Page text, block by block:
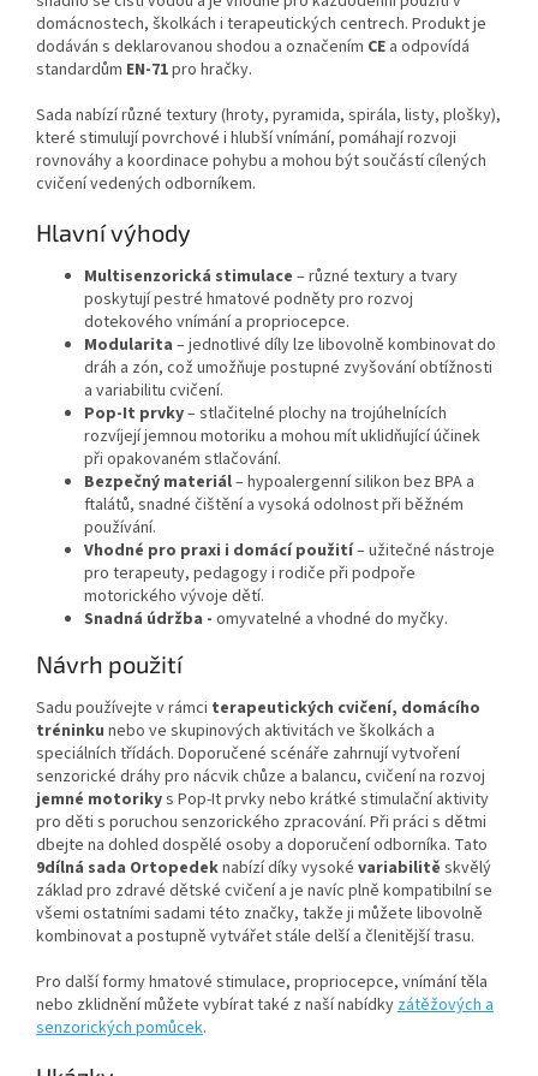
domácnostech, školkách i terapeutických centrech. Produkt je
dodáván s deklarovanou shodou a označením CE a odpovídá
standardům EN‑71pro hračky.
Sada nabízí různé textury (hroty, pyramida, spirála, listy, plošky),
které stimulují povrchové i hlubší vnímání, pomáhají rozvoji
rovnováhy a koordinace pohybu a mohou být součástí cílených
cvičení vedených odborníkem.
Hlavní výhody
Multisenzorická stimulace – různé textury a tvary
poskytují pestré hmatové podněty pro rozvoj
dotekového vnímání a propriocepce.
Modularita – jednotlivé díly lze libovolně kombinovat do
dráh a zón, což umožňuje postupné zvyšování obtížnosti
a variabilitu cvičení.
Pop‑It prvky– stlačitelné plochy na trojúhelnících
rozvíjejí jemnou motoriku a mohou mít uklidňující účinek
při opakovaném stlačování.
Bezpečný materiál– hypoalergenní silikon bez BPA a
ftalátů, snadné čištění a vysoká odolnost při běžném
používání.
Vhodné pro praxi i domácí použití– užitečné nástroje
pro terapeuty, pedagogy i rodiče při podpoře
motorického vývoje dětí.
Snadná údržba - omyvatelné a vhodné do myčky.
Návrh použití
Sadu používejte v rámci terapeutických cvičení, domácího
tréninku nebo ve skupinových aktivitách ve školkách a
speciálních třídách. Doporučené scénáře zahrnují vytvoření
senzorické dráhy pro nácvik chůze a balancu, cvičení na rozvoj
jemné motorikys Pop‑It prvky nebo krátké stimulační aktivity
pro děti s poruchou senzorického zpracování. Při práci s dětmi
dbejte na dohled dospělé osoby a doporučení odborníka. Tato
9dílná sada Ortopedeknabízí díky vysoké variabilitě skvělý
základ pro zdravé dětské cvičení a je navíc plně kompatibilní se
všemi ostatními sadami této značky, takže ji můžete libovolně
kombinovat a postupně vytvářet stále delší a členitější trasu.
Pro další formy hmatové stimulace, propriocepce, vnímání těla
nebo zklidnění můžete vybírat také z naší nabídky zátěžových a
senzorických pomůcek.